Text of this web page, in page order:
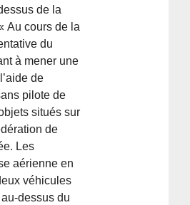
de la
Au cours de la
du
à mener une
de
pilote de
situés sur
de
Les
aérienne en
véhicules
dessus du